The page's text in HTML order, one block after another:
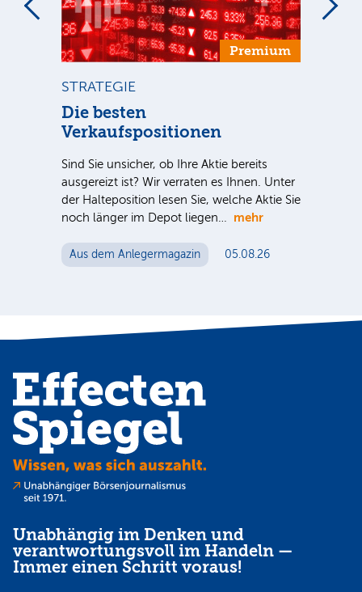
Premium
STRATEGIE
Die besten
Verkaufspositionen
Sind Sie unsicher, ob Ihre Aktie bereits
ausgereizt ist? Wir verraten es Ihnen. Unter
der Halteposition lesen Sie, welche Aktie Sie
noch länger im Depot liegen… mehr
Aus dem Anlegermagazin 05.08.26
Unabhängig im Denken und
verantwortungsvoll im Handeln —
Immer einen Schritt voraus!